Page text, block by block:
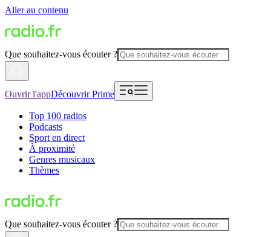
Aller au contenu
Que souhaitez-vous écouter ?
Ouvrir l'appDécouvrir Prime
Top 100 radios
Podcasts
Sport en direct
À proximité
Genres musicaux
Thèmes
Que souhaitez-vous écouter ?